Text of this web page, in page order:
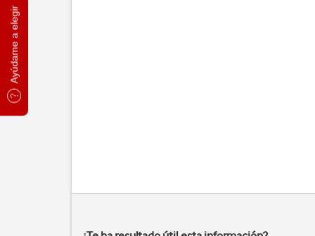
Ayúdame a elegir